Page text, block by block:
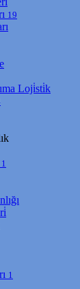
19
Loji̇sti̇k
1
1